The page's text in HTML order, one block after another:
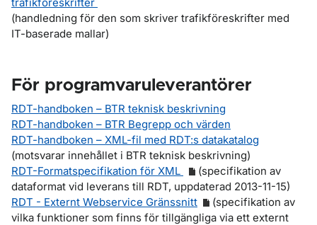
(handledning för den som skriver trafikföreskrifter med
IT-baserade mallar)
För programvaruleverantörer
RDT-handboken – BTR teknisk beskrivning
RDT-handboken – BTR Begrepp och värden
RDT-handboken – XML-fil med RDT:s datakatalog
(motsvarar innehållet i BTR teknisk beskrivning)
RDT-Formatspecifikation för XML
(specifikation av
dataformat vid leverans till RDT, uppdaterad 2013-11-15)
RDT - Externt Webservice Gränssnitt
(specifikation av
vilka funktioner som finns för tillgängliga via ett externt